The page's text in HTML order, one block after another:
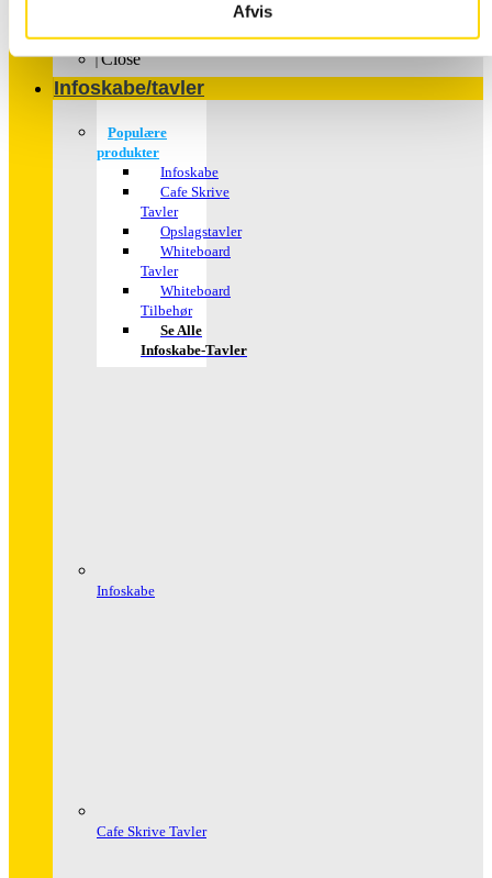
Afvis
Close
Infoskabe/tavler
Populære
produkter
Infoskabe
Cafe Skrive
Tavler
Opslagstavler
Whiteboard
Tavler
Whiteboard
Tilbehør
Se Alle
Infoskabe-Tavler
Infoskabe
Cafe Skrive Tavler